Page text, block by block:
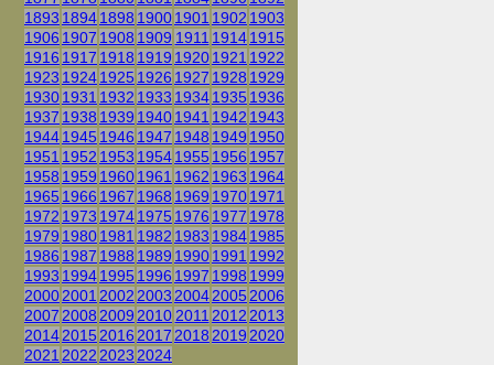
1893 18941898 19001901 1902 1903
1906 1907 1908 1909 1911 19141915
1916 1917 1918 1919 19201921 1922
1923 19241925 1926 1927 1928 1929
19301931 1932 1933 19341935 1936
1937 1938 1939 19401941 1942 1943
19441945 1946 1947 1948 1949 1950
1951 1952 1953 19541955 1956 1957
1958 1959 19601961 1962 1963 1964
1965 1966 1967 1968 1969 19701971
1972 1973 19741975 1976 1977 1978
1979 19801981 1982 1983 19841985
1986 1987 1988 1989 19901991 1992
1993 19941995 1996 1997 1998 1999
20002001 2002 2003 20042005 2006
2007 2008 2009 2010 2011 2012 2013
20142015 2016 2017 2018 2019 2020
2021 2022 2023 2024